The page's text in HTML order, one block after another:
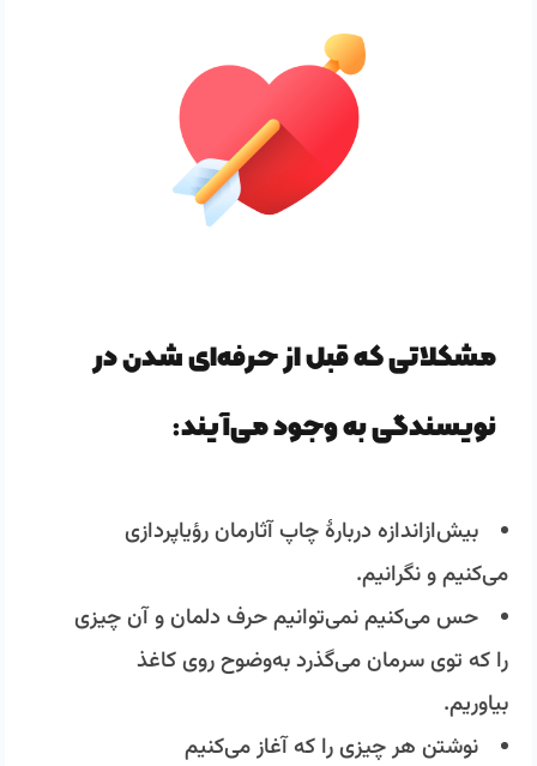
مشکلاتی که قبل از حرفه‌ای شدن در
نویسندگی به وجود می­‌آیند:
بیش‌ازاندازه دربارهٔچاپ آثارمان رؤیاپردازی
می‌کنیم و نگرانیم.
حس می‌کنیم نمی‌توانیم حرف دلمان و آن چیزی
را که توی سرمان می‌گذرد به‌وضوح روی کاغذ
بیاوریم.
نوشتن هر چیزی را که آغاز می‌کنیم